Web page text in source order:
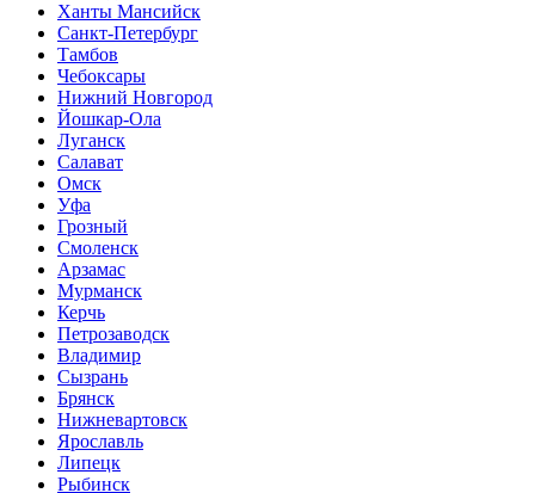
Ханты Мансийск
Санкт-Петербург
Тамбов
Чебоксары
Нижний Новгород
Йошкар-Ола
Луганск
Салават
Омск
Уфа
Грозный
Смоленск
Арзамас
Мурманск
Керчь
Петрозаводск
Владимир
Сызрань
Брянск
Нижневартовск
Ярославль
Липецк
Рыбинск